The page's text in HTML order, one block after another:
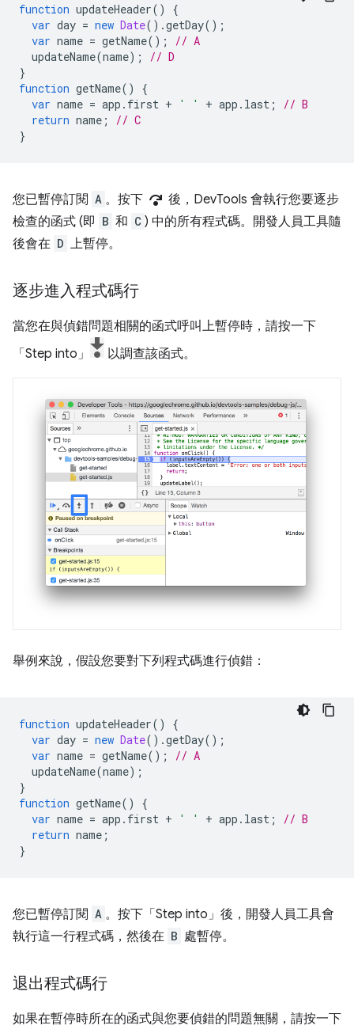
function updateHeader()
{
var day = new Date().getDay();
var name = getName();
// A
updateName(name);
// D
}
function getName()
{
var name = app . first + ' ' + app . last ;
// B
return name ;
// C
}
您已暫停訂閱 A 。按下 step_over 後，DevTools 會執行您要逐步
檢查的函式 (即 B 和 C ) 中的所有程式碼。開發人員工具隨
後會在 D 上暫停。
逐步進入程式碼行
當您在與偵錯問題相關的函式呼叫上暫停時，請按一下
「Step into」
以調查該函式。
舉例來說，假設您要對下列程式碼進行偵錯：
function updateHeader()
{
var day = new Date().getDay();
var name = getName();
// A
updateName(name);
}
function getName()
{
var name = app . first + ' ' + app . last ;
// B
return name ;
}
您已暫停訂閱 A 。按下「Step into」 後，開發人員工具會
執行這一行程式碼，然後在 B 處暫停。
退出程式碼行
如果在暫停時所在的函式與您要偵錯的問題無關，請按一下